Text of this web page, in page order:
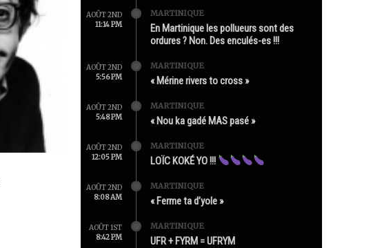
AOÛT 2ND
11:14 PM
MARTINIQUE
En Martinique les pollueurs sont des
ordures ? Non. Des enculés-es !!!
AOÛT 2ND
5:56 PM
MARTINIQUE
« Mérine rivers to cross »
AOÛT 2ND
5:48 PM
MARTINIQUE
« Nou ka gadé MAS pasé »
AOÛT 2ND
12:05 PM
MARTINIQUE
LOÏC KOKÉ YO !!!
AOÛT 2ND
8:08 AM
MARTINIQUE
« Ferme ta d’yole »
AOÛT 1ST
8:42 PM
MARTINIQUE
UFR + FYRM = UFRYM